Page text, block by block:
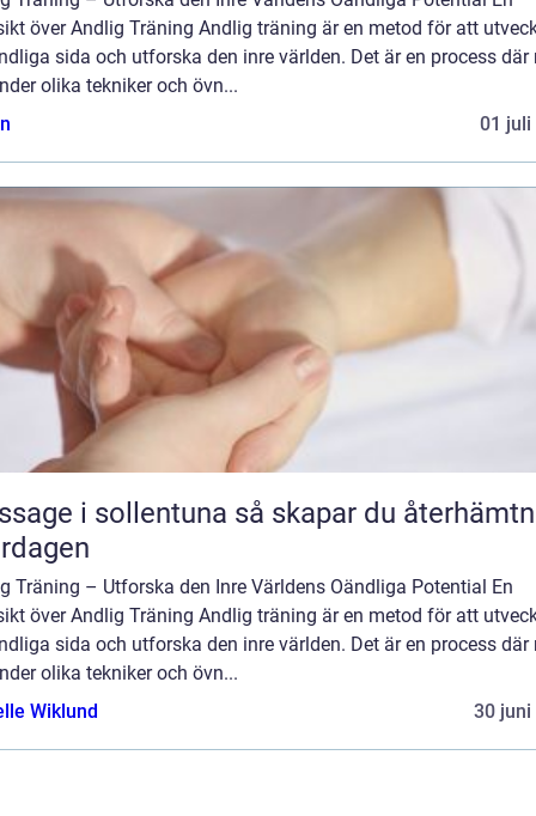
över Andlig Träning Andlig träning är en metod för att
sida och utforska den inre världen. Det är en process där
olika tekniker och övn...
01 juli
i sollentuna så skapar du återhämtning
Träning – Utforska den Inre Världens Oändliga Potential En
över Andlig Träning Andlig träning är en metod för att
sida och utforska den inre världen. Det är en process där
olika tekniker och övn...
Wiklund
30 juni